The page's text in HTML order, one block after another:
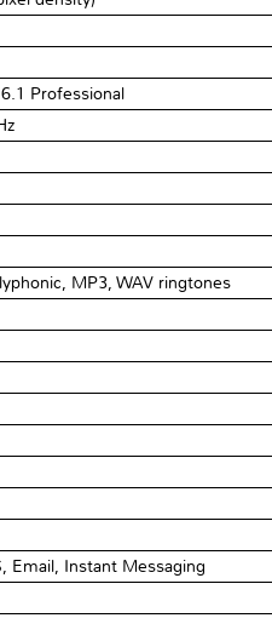
Professional
MP3, WAV ringtones
Email, Instant Messaging